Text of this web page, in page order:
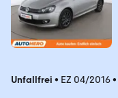
Unfallfrei • EZ 04/2016•